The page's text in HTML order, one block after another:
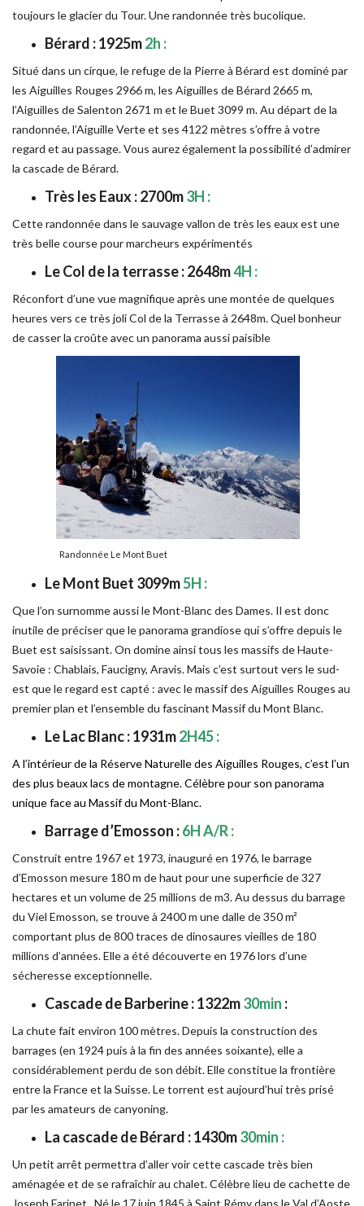
toujours le glacier du Tour. Une randonnée très bucolique.
Bérard : 1925m2h :
Situé dans un cirque, le refuge de la Pierre à Bérard est dominé par
les Aiguilles Rouges 2966 m, les Aiguilles de Bérard 2665 m,
l’Aiguilles de Salenton 2671 m et le Buet 3099 m. Au départ de la
randonnée, l’Aiguille Verte et ses 4122 mètres s’offre à votre
regard et au passage. Vous aurez également la possibilité d’admirer
la cascade de Bérard.
Très les Eaux : 2700m3H :
Cette randonnée dans le sauvage vallon de très les eaux est une
très belle course pour marcheurs expérimentés
Le Col de la terrasse : 2648m4H :
Réconfort d’une vue magnifique après une montée de quelques
heures vers ce très joli Col de la Terrasse à 2648m. Quel bonheur
de casser la croûte avec un panorama aussi paisible
Randonnée Le Mont Buet
Le Mont Buet 3099m5H :
Que l’on surnomme aussi le Mont-Blanc des Dames. Il est donc
inutile de préciser que le panorama grandiose qui s’offre depuis le
Buet est saisissant. On domine ainsi tous les massifs de Haute-
Savoie : Chablais, Faucigny, Aravis. Mais c’est surtout vers le sud-
est que le regard est capté : avec le massif des Aiguilles Rouges au
premier plan et l’ensemble du fascinant Massif du Mont Blanc.
Le Lac Blanc : 1931m2H45 :
A l’intérieur de la Réserve Naturelle des Aiguilles Rouges, c’est l’un
des plus beaux lacs de montagne. Célèbre pour son panorama
unique face au Massif du Mont-Blanc.
Barrage d’Emosson :6H A/R :
Construit entre 1967 et 1973, inauguré en 1976, le barrage
d’Emosson mesure 180 m de haut pour une superficie de 327
hectares et un volume de 25 millions de m3. Au dessus du barrage
du Viel Emosson, se trouve à 2400 m une dalle de 350 m²
comportant plus de 800 traces de dinosaures vieilles de 180
millions d’années. Elle a été découverte en 1976 lors d’une
sécheresse exceptionnelle.
Cascade de Barberine : 1322m30min :
La chute fait environ 100 mètres. Depuis la construction des
barrages (en 1924 puis à la fin des années soixante), elle a
considérablement perdu de son débit. Elle constitue la frontière
entre la France et la Suisse. Le torrent est aujourd’hui très prisé
par les amateurs de canyoning.
La cascade de Bérard : 1430m30min :
Un petit arrêt permettra d’aller voir cette cascade très bien
aménagée et de se rafraîchir au chalet. Célèbre lieu de cachette de